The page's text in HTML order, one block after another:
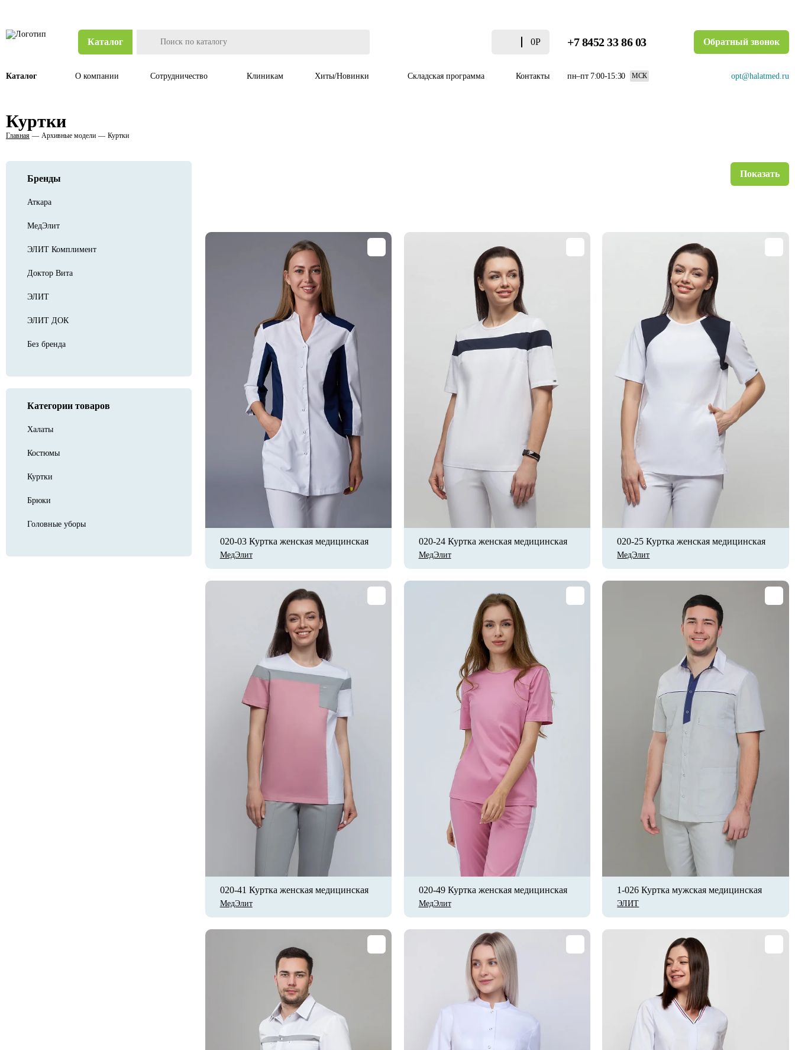
Каталог 0Р +7 8452 33 86 03 Обратный звонок
Каталог О компании Сотрудничество Клиникам Хиты/Новинки Складская программа Контакты пн–пт 7:00-15:30 МСК opt@halatmed.ru
Куртки
Главная Архивные модели Куртки
Бренды
Аткара
МедЭлит
ЭЛИТ Комплимент
Доктор Вита
ЭЛИТ
ЭЛИТ ДОК
Без бренда
Категории товаров
Халаты
Костюмы
Куртки
Брюки
Головные уборы
Показать
020-03 Куртка женская медицинская
МедЭлит
020-24 Куртка женская медицинская
МедЭлит
020-25 Куртка женская медицинская
МедЭлит
020-41 Куртка женская медицинская
МедЭлит
020-49 Куртка женская медицинская
МедЭлит
1-026 Куртка мужская медицинская
ЭЛИТ